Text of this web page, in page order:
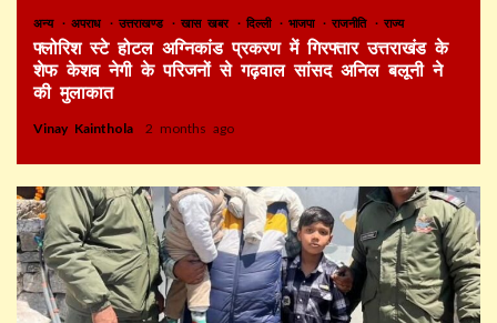
अन्य अपराध उत्तराखण्ड खास खबर दिल्ली भाजपा राजनीति राज्य
फ्लोरिश स्टे होटल अग्निकांड प्रकरण में गिरफ्तार उत्तराखंड के
शेफ केशव नेगी के परिजनों से गढ़वाल सांसद अनिल बलूनी ने
की मुलाकात
Vinay Kainthola 2 months ago